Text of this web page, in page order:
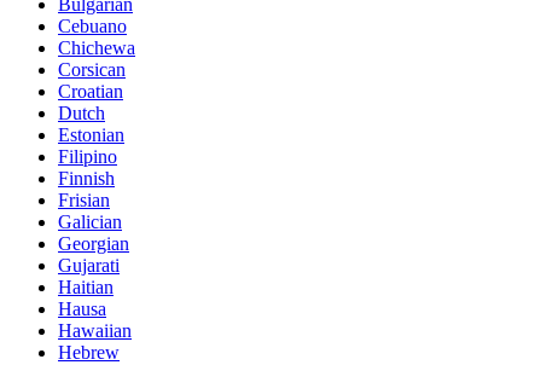
Bulgarian
Cebuano
Chichewa
Corsican
Croatian
Dutch
Estonian
Filipino
Finnish
Frisian
Galician
Georgian
Gujarati
Haitian
Hausa
Hawaiian
Hebrew